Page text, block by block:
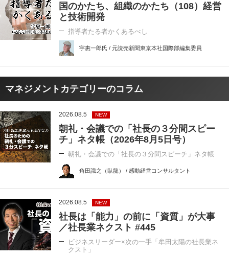
国のかたち、組織のかたち（108）経営
と技術開発
指導者たる者かくあるべし
宇惠一郎氏 / 元読売新聞東京本社国際部編集委員
マネジメントカテゴリーのコラム
2026.08.5 NEW
朝礼・会議での「社長の３分間スピー
チ」ネタ帳（2026年8月5日号）
朝礼・会議での「社長の３分間スピーチ」ネタ帳
角田識之（臥龍） / 感動経営コンサルタント
2026.08.5 NEW
社長は「能力」の前に「資質」が大事
／社長業ネクスト #445
ビジネスリーダー×次の一手「牟田太陽の社長業ネ
クスト」